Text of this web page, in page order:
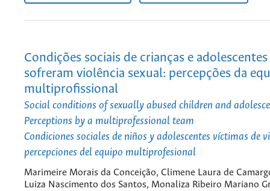
Condições sociais de crianças e
sofreram violência sexual: percepções da
multiprofissional
Social conditions of sexually abused children and
Perceptions by a multiprofessional team
Condiciones sociales de niños y adolescentes víctimas de
percepciones del equipo multiprofesional
Marimeire Morais da Conceição, Climene Laura de
Luiza Nascimento dos Santos, Monaliza Ribeiro Mariano